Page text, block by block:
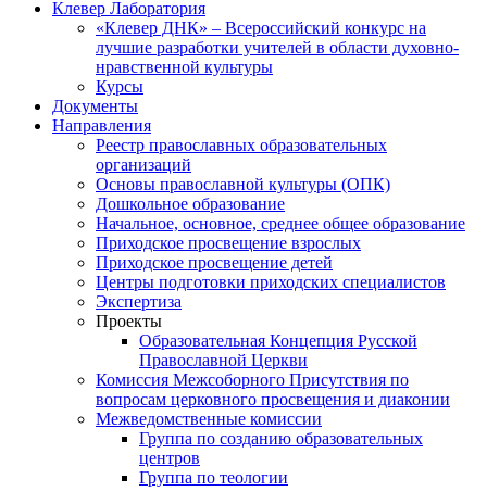
Клевер Лаборатория
«Клевер ДНК» – Всероссийский конкурс на
лучшие разработки учителей в области духовно-
нравственной культуры
Курсы
Документы
Направления
Реестр православных образовательных
организаций
Основы православной культуры (ОПК)
Дошкольное образование
Начальное, основное, среднее общее образование
Приходское просвещение взрослых
Приходское просвещение детей
Центры подготовки приходских специалистов
Экспертиза
Проекты
Образовательная Концепция Русской
Православной Церкви
Комиссия Межсоборного Присутствия по
вопросам церковного просвещения и диаконии
Межведомственные комиссии
Группа по созданию образовательных
центров
Группа по теологии